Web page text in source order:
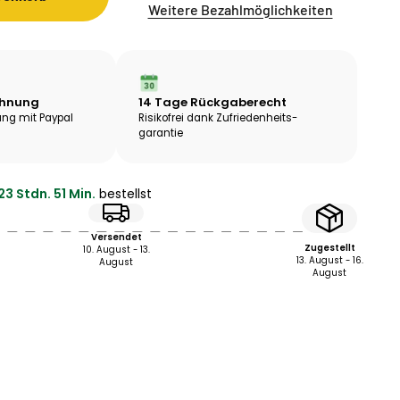
Weitere Bezahlmöglichkeiten
mit Paypal
14 Tage Rückgaberecht
Risikofrei dank Zufriedenheits­
garantie
Stdn. 51 Min. bestellst
Versendet
10. August - 13.
August
Zugestellt
13. August - 16.
August